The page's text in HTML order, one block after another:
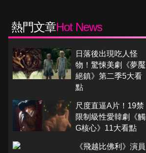
熱門文章Hot News
日落後出現吃人怪
物！驚悚美劇《夢魘
絕鎮》第二季5大看
點
尺度直逼A片！19禁
限制級性愛韓劇《觸
G核心》11大看點
《飛越比佛利》演員